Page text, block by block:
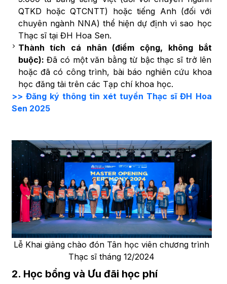
QTKD hoặc QTCNTT) hoặc tiếng Anh (đối với
chuyên ngành NNA) thể hiện dự định vì sao học
Thạc sĩ tại ĐH Hoa Sen.
Thành tích cá nhân (điểm cộng, không bắt
buộc): Đã có một văn bằng từ bậc thạc sĩ trở lên
hoặc đã có công trình, bài báo nghiên cứu khoa
học đăng tải trên các Tạp chí khoa học.
>> Đăng ký thông tin xét tuyển Thạc sĩ ĐH Hoa
Sen 2025
Lễ Khai giảng chào đón Tân học viên chương trình
Thạc sĩ tháng 12/2024
2. Học bổng và Ưu đãi học phí